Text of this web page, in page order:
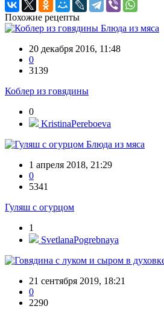
Похожие рецепты
Блюда из мяса
20 декабря 2016, 11:48
0
3139
Коблер из говядины
0
KristinaPereboeva
Блюда из мяса
1 апреля 2018, 21:29
0
5341
Гуляш с огурцом
1
SvetlanaPogrebnaya
21 сентября 2019, 18:21
0
2290